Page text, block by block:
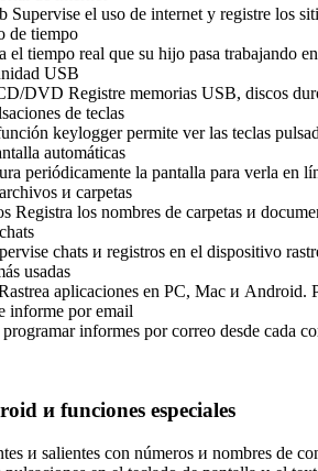
Supervise el uso de internet y registre los
el tiempo real que su hijo pasa trabajando
DVD Registre memorias USB, discos
keylogger permite ver las teclas
periódicamente la pantalla para verla en
Registra los nombres de carpetas и
chats и registros en el dispositivo
aplicaciones en PC, Mac и Android.
programar informes por correo desde cada
и funciones especiales
и salientes con números и nombres de